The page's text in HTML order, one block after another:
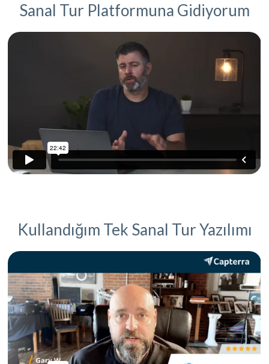
Sanal Tur Platformuna Gidiyorum
Kullandığım Tek Sanal Tur Yazılımı